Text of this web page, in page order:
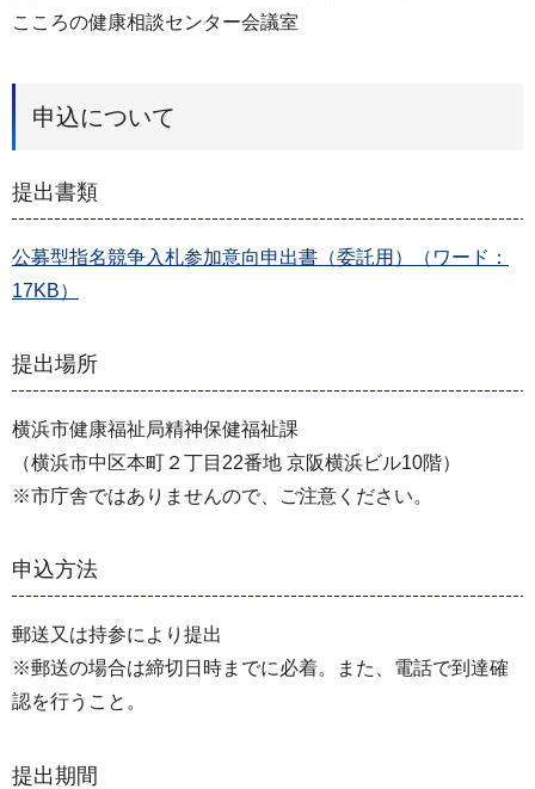
こころの健康相談センター会議室
申込について
提出書類
公募型指名競争入札参加意向申出書（委託用）（ワード：
17KB）
提出場所
横浜市健康福祉局精神保健福祉課
（横浜市中区本町２丁目22番地 京阪横浜ビル10階）
※市庁舎ではありませんので、ご注意ください。
申込方法
郵送又は持参により提出
※郵送の場合は締切日時までに必着。また、電話で到達確
認を行うこと。
提出期間